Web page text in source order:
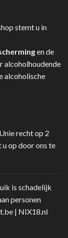
stemt u in
en de
alcoholhoudende
alcoholische
recht op 2
u op door ons te
is schadelijk
personen
| NIX18.nl